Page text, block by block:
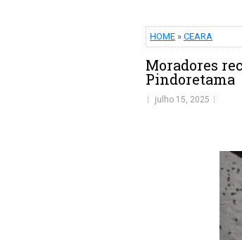
HOME » CEARA
Moradores
Pindoretama
julho 15, 2025